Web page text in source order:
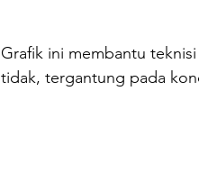
Grafik ini membantu
tidak, tergantung pada